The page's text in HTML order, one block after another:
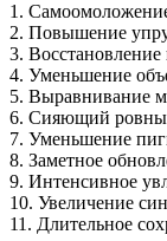
1.
2. Повышение
3. Восстановление
4. Уменьшение
5. Выравнивание
6. Сияющий
7. Уменьшение
8. Заметное
9. Интенсивное
10. Увеличение
11. Длительное